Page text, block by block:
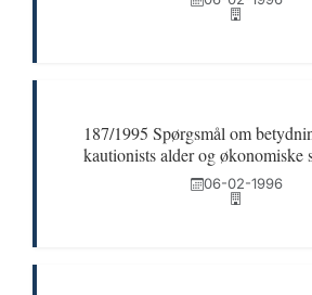
187/1995 Spørgsmål om
kautionists alder og økonomiske
06-02-1996